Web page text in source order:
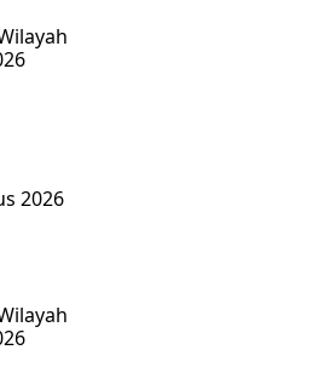
2026